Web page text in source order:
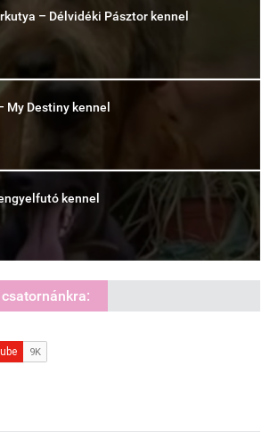
– Délvidéki Pásztor kennel
My Destiny kennel
kennel